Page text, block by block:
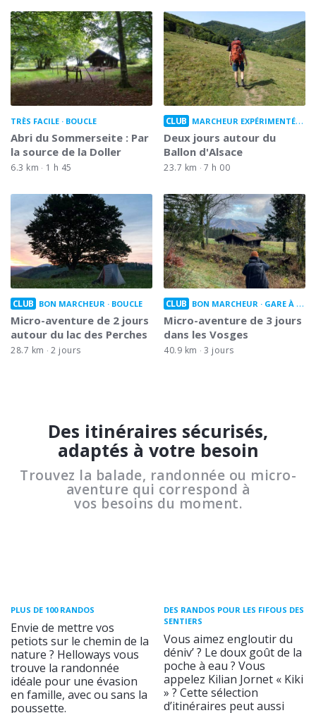
TRÈS FACILE BOUCLE
Abri du Sommerseite : Par
la source de la Doller
6.3 km 1 h 45
CLUB MARCHEUR EXPÉRIMENTÉ
Deux jours autour du
Ballon d'Alsace
23.7 km 7 h 00
CLUB BON MARCHEUR BOUCLE
Micro-aventure de 2 jours
autour du lac des Perches
28.7 km 2 jours
CLUB BON MARCHEUR GARE À GARE
Micro-aventure de 3 jours
dans les Vosges
40.9 km 3 jours
Des itinéraires sécurisés,
adaptés à votre besoin
Trouvez la balade, randonnée ou micro-
aventure qui correspond à
vos besoins du moment.
PLUS DE 100 RANDOS
Envie de mettre vos
petiots sur le chemin de la
nature ? Helloways vous
trouve la randonnée
idéale pour une évasion
en famille, avec ou sans la
poussette.
DES RANDOS POUR LES FIFOUS DES
SENTIERS
Vous aimez engloutir du
déniv’ ? Le doux goût de la
poche à eau ? Vous
appelez Kilian Jornet « Kiki
» ? Cette sélection
d’itinéraires peut aussi